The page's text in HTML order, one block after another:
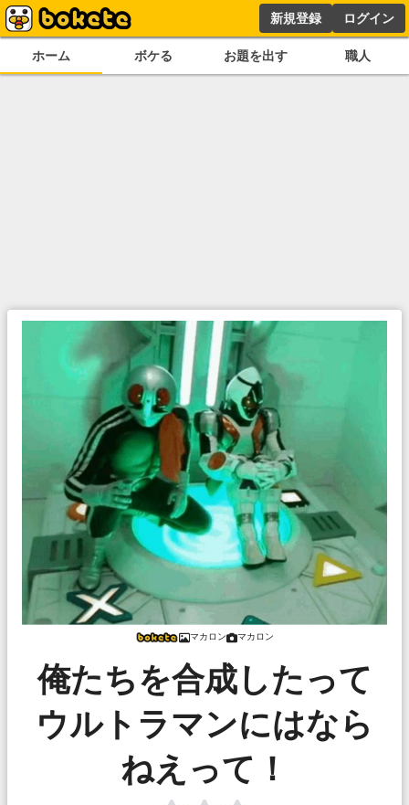
新規登録 ログイン
ホーム ボケる お題を出す 職人
マカロン マカロン
俺たちを合成したって
ウルトラマンにはなら
ねえって！